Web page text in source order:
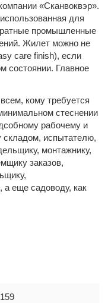
«Сканвоквэр».
для
промышленные
Жилет можно не
care finish), если
состоянии. Главное
кому требуется
стеснении
рабочему и
складом, испытателю,
монтажнику,
заказов,
а еще садоводу, как